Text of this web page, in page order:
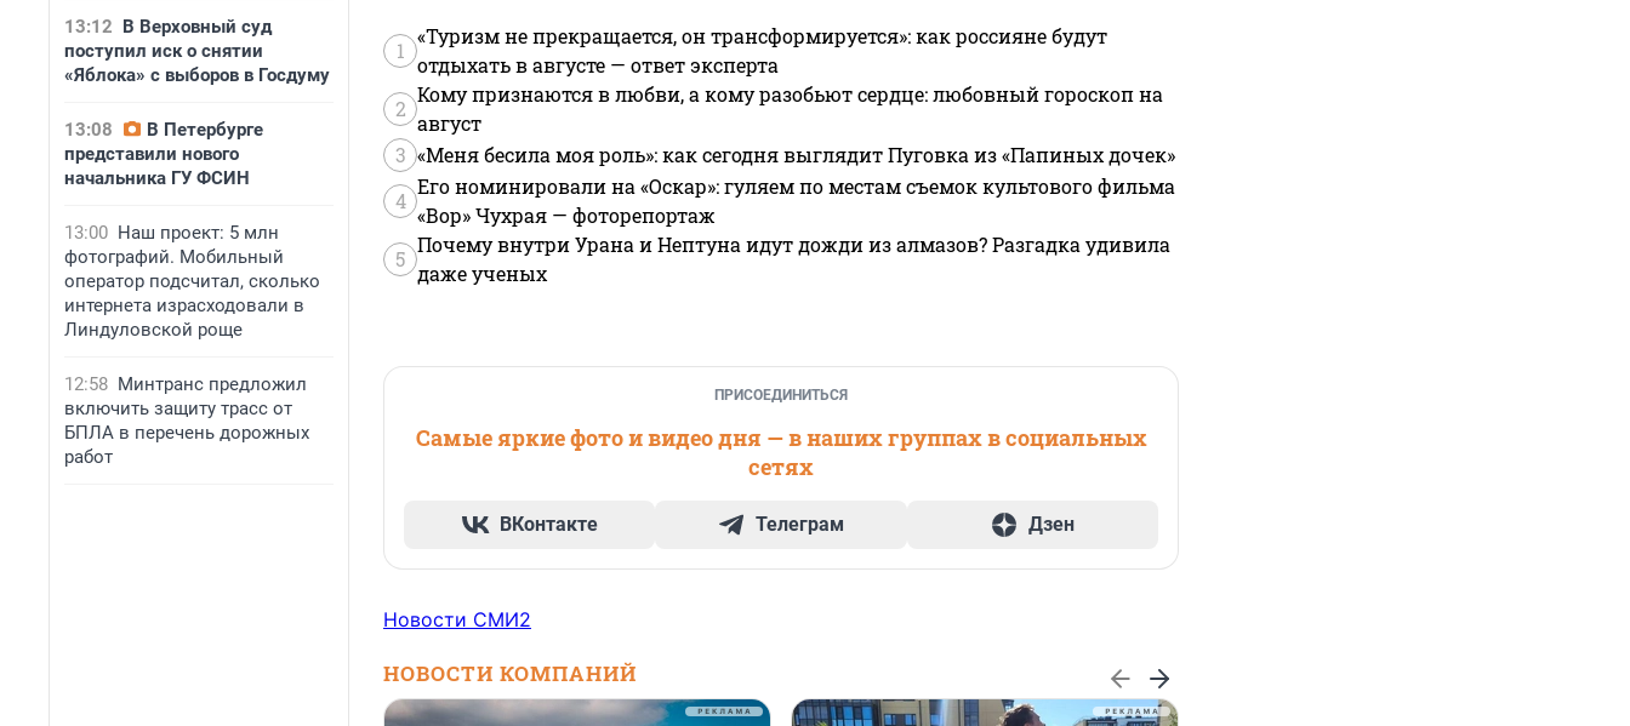
13:12 В Верховный суд
поступил иск о снятии
«Яблока» с выборов в Госдуму
13:08
В Петербурге
представили нового
начальника ГУ ФСИН
13:00 Наш проект: 5 млн
фотографий. Мобильный
оператор подсчитал, сколько
интернета израсходовали в
Линдуловской роще
12:58 Минтранс предложил
включить защиту трасс от
БПЛА в перечень дорожных
работ
1
«Туризм не прекращается, он трансформируется»: как россияне будут
отдыхать в августе — ответ эксперта
2
Кому признаются в любви, а кому разобьют сердце: любовный гороскоп на
август
3 «Меня бесила моя роль»: как сегодня выглядит Пуговка из «Папиных дочек»
4
Его номинировали на «Оскар»: гуляем по местам съемок культового фильма
«Вор» Чухрая — фоторепортаж
5
Почему внутри Урана и Нептуна идут дожди из алмазов? Разгадка удивила
даже ученых
ПРИСОЕДИНИТЬСЯ
Самые яркие фото и видео дня — в наших группах в социальных
сетях
ВКонтакте Телеграм Дзен
Новости СМИ2
НОВОСТИ КОМПАНИЙ